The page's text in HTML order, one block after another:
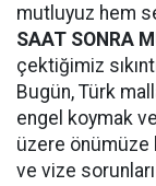
mutluyuz hem
SAAT SONRA
çektiğimiz
Bugün, Türk
engel koymak
üzere önümüze
ve vize